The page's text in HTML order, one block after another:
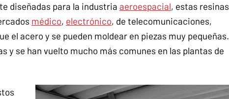
diseñadas para la industria aeroespacial, estas resinas
médico, electrónico, de telecomunicaciones,
el acero y se pueden moldear en piezas muy pequeñas.
y se han vuelto mucho más comunes en las plantas de